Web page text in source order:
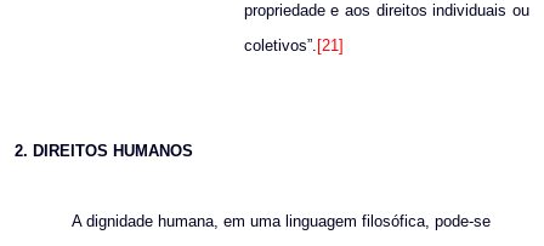
propriedade e aos direitos individuais ou
coletivos”. [21]
2. DIREITOS HUMANOS
A dignidade humana, em uma linguagem filosófica, pode-se